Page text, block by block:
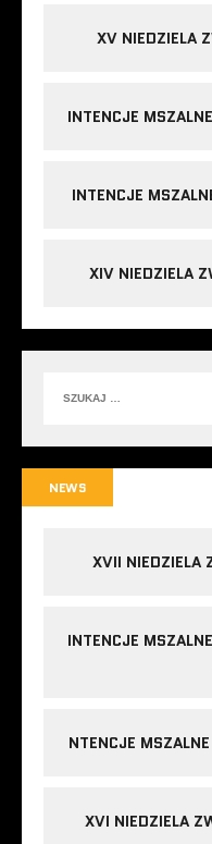
XV NIEDZIELA
INTENCJE
INTENCJE
XIV NIEDZIELA
NEWS
XVII NIEDZIELA
INTENCJE
NTENCJE
XVI NIEDZIELA